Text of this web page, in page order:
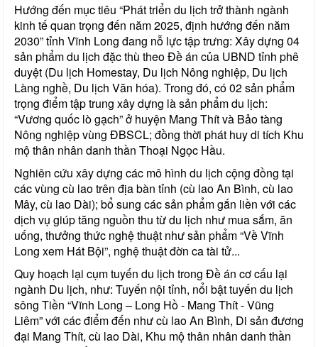
Hướng đến mục tiêu “Phát triển du lịch trở thành ngành
kinh tế quan trọng đến năm 2025, định hướng đến năm
2030” tỉnh Vĩnh Long đang nỗ lực tập trưng: Xây dựng 04
sản phẩm du lịch đặc thù theo Đề án của UBND tỉnh phê
duyệt (Du lịch Homestay, Du lịch Nông nghiệp, Du lịch
Làng nghề, Du lịch Văn hóa). Trong đó, có 02 sản phẩm
trọng điểm tập trung xây dựng là sản phẩm du lịch:
“Vương quốc lò gạch” ở huyện Mang Thít và Bảo tàng
Nông nghiệp vùng ĐBSCL; đồng thời phát huy di tích Khu
mộ thân nhân danh thần Thoại Ngọc Hầu.
Nghiên cứu xây dựng các mô hình du lịch cộng đồng tại
các vùng cù lao trên địa bàn tỉnh (cù lao An Bình, cù lao
Mây, cù lao Dài); bổ sung các sản phẩm gắn liền với các
dịch vụ giúp tăng nguồn thu từ du lịch như mua sắm, ăn
uống, thưởng thức nghệ thuật như sản phẩm “Về Vĩnh
Long xem Hát Bội”, nghệ thuật đờn ca tài tử...
Quy hoạch lại cụm tuyến du lịch trong Đề án cơ cấu lại
ngành Du lịch, như: Tuyến nội tỉnh, nổi bật tuyến du lịch
sông Tiền “Vĩnh Long – Long Hồ - Mang Thít - Vũng
Liêm” với các điểm đến như cù lao An Bình, Di sản đương
đại Mang Thít, cù lao Dài, Khu mộ thân nhân danh thần